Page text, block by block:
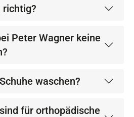
richtig?
Peter Wagner keine
waschen?
für orthopädische